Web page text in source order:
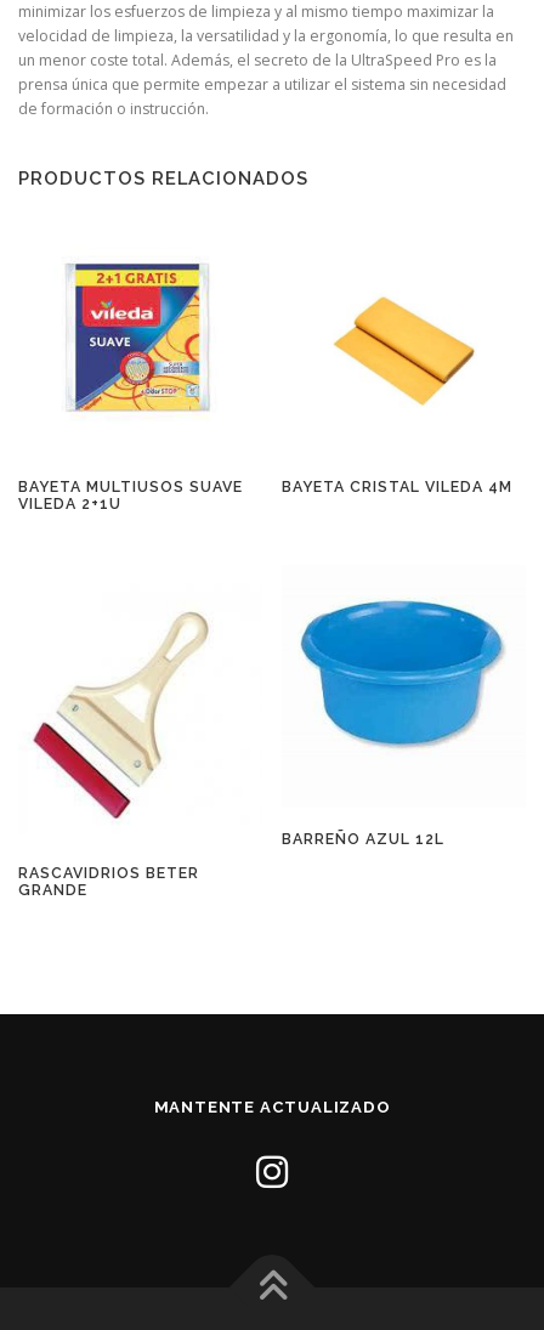
minimizar los esfuerzos de limpieza y al mismo tiempo maximizar la
velocidad de limpieza, la versatilidad y la ergonomía, lo que resulta en
un menor coste total. Además, el secreto de la UltraSpeed Pro es la
prensa única que permite empezar a utilizar el sistema sin necesidad
de formación o instrucción.
PRODUCTOS RELACIONADOS
BAYETA MULTIUSOS SUAVE
VILEDA 2+1U
BAYETA CRISTAL VILEDA 4M
RASCAVIDRIOS BETER
GRANDE
BARREÑO AZUL 12L
MANTENTE ACTUALIZADO